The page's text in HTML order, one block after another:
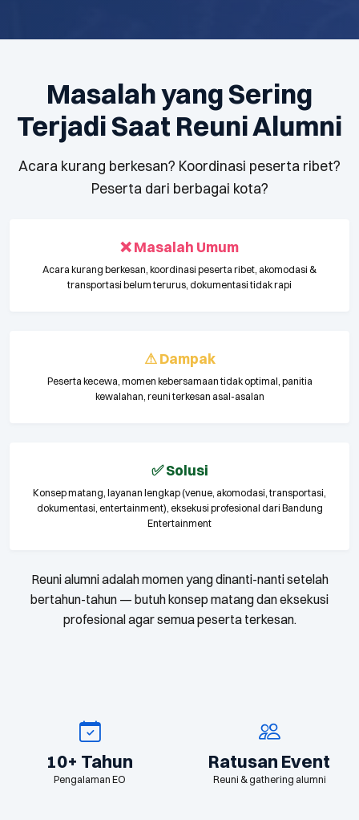
Masalah yang Sering
Terjadi Saat Reuni Alumni
Acara kurang berkesan? Koordinasi peserta ribet?
Peserta dari berbagai kota?
❌ Masalah Umum
Acara kurang berkesan, koordinasi peserta ribet, akomodasi &
transportasi belum terurus, dokumentasi tidak rapi
⚠ Dampak
Peserta kecewa, momen kebersamaan tidak optimal, panitia
kewalahan, reuni terkesan asal-asalan
✅ Solusi
Konsep matang, layanan lengkap (venue, akomodasi, transportasi,
dokumentasi, entertainment), eksekusi profesional dari Bandung
Entertainment
Reuni alumni adalah momen yang dinanti-nanti setelah
bertahun-tahun — butuh konsep matang dan eksekusi
profesional agar semua peserta terkesan.
10+ Tahun
Pengalaman EO
Ratusan Event
Reuni & gathering alumni